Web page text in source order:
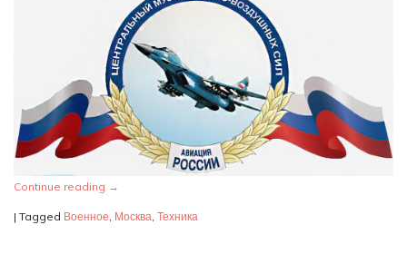
Continue reading →
| Tagged Военное Москва Техника